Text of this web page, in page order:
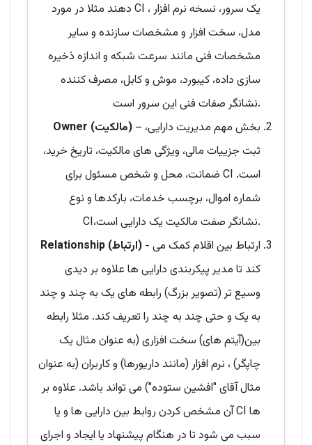
دهند مثلا در مورد CI یک سرور، نسخه نرم افزار ،
مدل، سخت افزار و مشخصات سازنده و سایر
مشخصات فنی مانند سرعت شبکه و اندازه ذخیره
سازی داده، کیبورد، موش و کابل، مصرف کننده
نشانگر صفات فنی این سرور است.
Owner (مالکیت)– بخش مهم مدیریت دارایی،
ثبت جزییات مالی، ویژگی های مالکیت، تاریخ خرید،
ضمانت، محل و شخص مسئول برای CI است.
شماره اموال، برچسب خدمات، بارکدها و نوع
CI،نشانگر صفت مالکیت یک دارایی است.
Relationship (ارتباط) - ارتباط بین اقلام کمک می
کند تا مدیر پیکربندی دارایی ها علاوه بر دیدی
وسیع تر (تصویر بزرگ) رابطه های یک به چند و چند
به یک و حتی چند به چند را تعریف کند. مثلا رابطه
بین(آیتم های) سخت افزاری (به عنوان مثال یک
چاپگر) ، نرم افزار (مانند داریورها) و کاربران (به عنوان
مثال آقای "افشین ستوده") می تواند باشد. علاوه بر
آن مشخص کردن روابط بین دارایی ها و یا CI ها
سبب می شود تا در هنگام پیشنهاد یا ایجاد و اجرای